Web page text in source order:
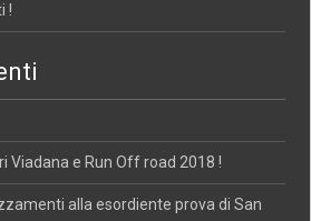
!
Viadana e Run Off road 2018 !
alla esordiente prova di San